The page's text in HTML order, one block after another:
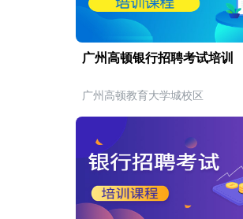
广州高顿银行招聘考试培训
广州高顿教育大学城校区